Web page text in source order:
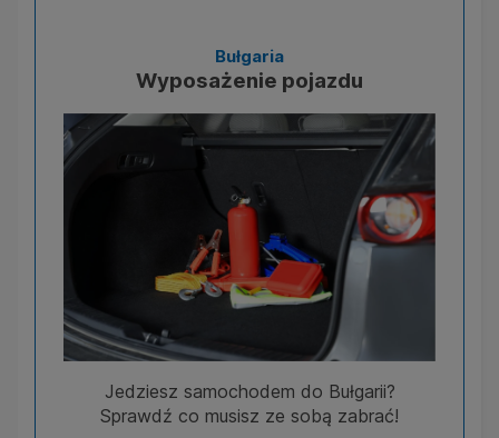
Bułgaria
Wyposażenie pojazdu
Jedziesz samochodem do Bułgarii?
Sprawdź co musisz ze sobą zabrać!